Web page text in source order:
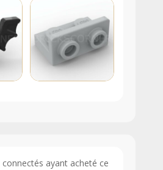
connectés ayant acheté ce